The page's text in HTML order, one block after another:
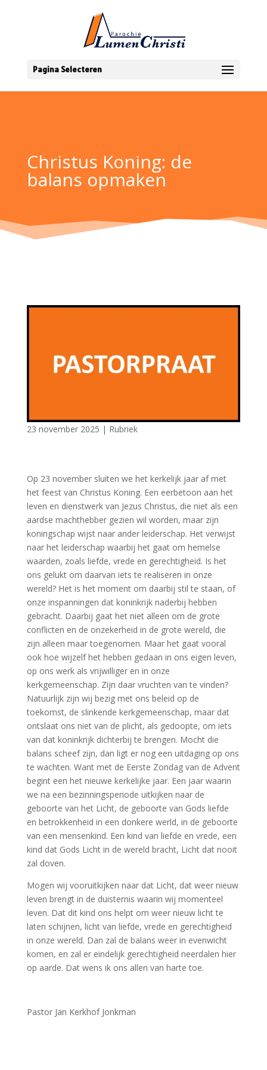
Pagina Selecteren
Christus Koning: de
balans opmaken
23 november 2025 | Rubriek
Op 23 november sluiten we het kerkelijk jaar af met
het feest van Christus Koning. Een eerbetoon aan het
leven en dienstwerk van Jezus Christus, die niet als een
aardse machthebber gezien wil worden, maar zijn
koningschap wijst naar ander leiderschap. Het verwijst
naar het leiderschap waarbij het gaat om hemelse
waarden, zoals liefde, vrede en gerechtigheid. Is het
ons gelukt om daarvan iets te realiseren in onze
wereld? Het is het moment om daarbij stil te staan, of
onze inspanningen dat koninkrijk naderbij hebben
gebracht. Daarbij gaat het niet alleen om de grote
conflicten en de onzekerheid in de grote wereld, die
zijn alleen maar toegenomen. Maar het gaat vooral
ook hoe wijzelf het hebben gedaan in ons eigen leven,
op ons werk als vrijwilliger en in onze
kerkgemeenschap. Zijn daar vruchten van te vinden?
Natuurlijk zijn wij bezig met ons beleid op de
toekomst, de slinkende kerkgemeenschap, maar dat
ontslaat ons niet van de plicht, als gedoopte, om iets
van dat koninkrijk dichterbij te brengen. Mocht die
balans scheef zijn, dan ligt er nog een uitdaging op ons
te wachten. Want met de Eerste Zondag van de Advent
begint een het nieuwe kerkelijke jaar. Een jaar waarin
we na een bezinningsperiode uitkijken naar de
geboorte van het Licht, de geboorte van Gods liefde
en betrokkenheid in een donkere werld, in de geboorte
van een mensenkind. Een kind van liefde en vrede, een
kind dat Gods Licht in de wereld bracht, Licht dat nooit
zal doven.
Mogen wij vooruitkijken naar dat Licht, dat weer nieuw
leven brengt in de duisternis waarin wij momenteel
leven. Dat dit kind ons helpt om weer nieuw licht te
laten schijnen, licht van liefde, vrede en gerechtigheid
in onze wereld. Dan zal de balans weer in evenwicht
komen, en zal er eindelijk gerechtigheid neerdalen hier
op aarde. Dat wens ik ons allen van harte toe.
Pastor Jan Kerkhof Jonkman